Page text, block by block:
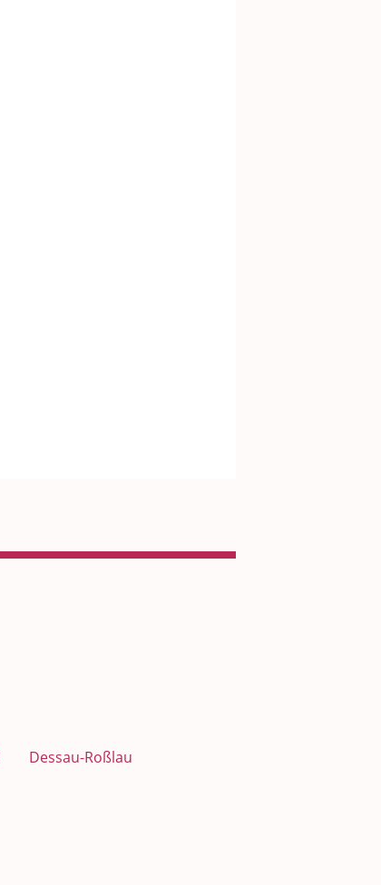
Dessau-Roßlau